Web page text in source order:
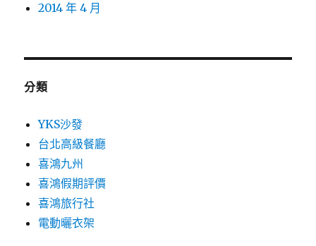
2014 年 4 月
分類
YKS沙發
台北高級餐廳
喜鴻九州
喜鴻假期評價
喜鴻旅行社
電動曬衣架